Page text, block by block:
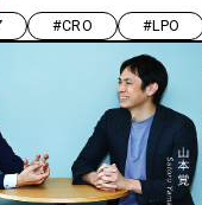
#CRO #LPO